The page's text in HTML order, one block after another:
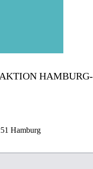
HAMBURG-
Hamburg